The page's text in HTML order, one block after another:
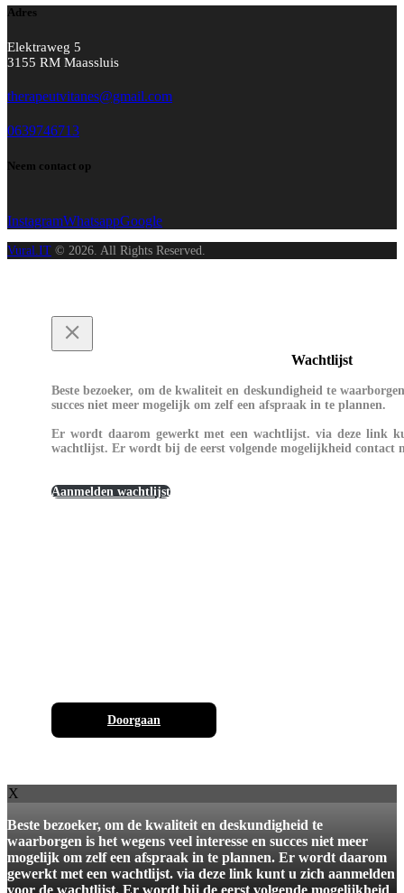
Adres
Elektraweg 5
3155 RM Maassluis
therapeutvitanes@gmail.com
0639746713
Neem contact op
InstagramWhatsappGoogle
Vural.IT © 2026. All Rights Reserved.
Wachtlijst
Beste bezoeker, om de kwaliteit en deskundigheid te
succes niet meer mogelijk om zelf een afspraak in te plannen.
Er wordt daarom gewerkt met een wachtlijst. via deze link
wachtlijst. Er wordt bij de eerst volgende mogelijkheid contact
Aanmelden wachtlijst
Doorgaan
X
Beste bezoeker, om de kwaliteit en deskundigheid te
waarborgen is het wegens veel interesse en succes niet meer
mogelijk om zelf een afspraak in te plannen. Er wordt daarom
gewerkt met een wachtlijst. via deze link kunt u zich aanmelden